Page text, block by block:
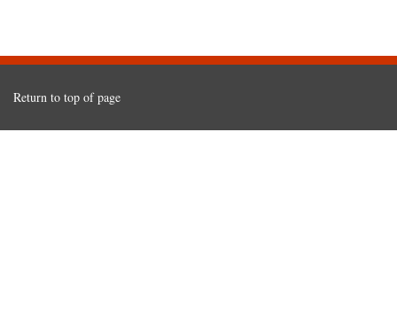
Return to top of page